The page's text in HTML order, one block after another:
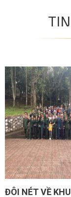
ĐÔI NÉT VỀ